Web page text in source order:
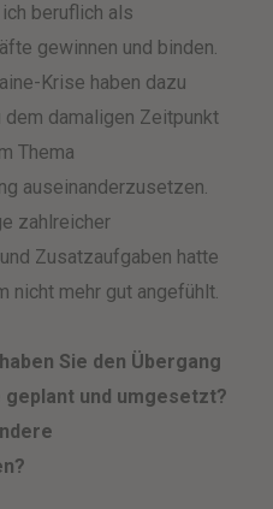
beruflich als
gewinnen und binden.
Krise haben dazu
damaligen Zeitpunkt
Thema
auseinanderzusetzen.
zahlreicher
Zusatzaufgaben hatte
nicht mehr gut angefühlt.
Sie den Übergang
geplant und umgesetzt?